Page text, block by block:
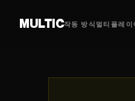
MULTIC작동 방식 멀티플레이